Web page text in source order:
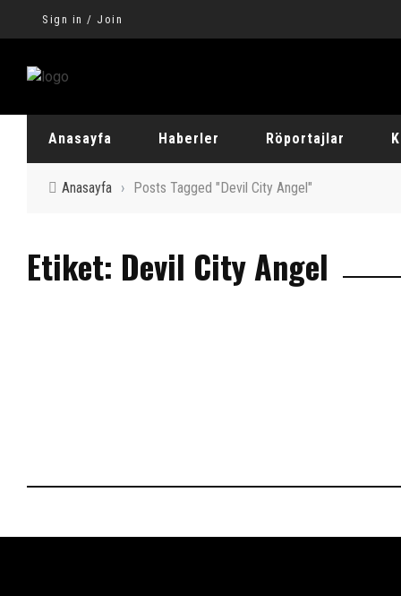
Sign in / Join
Anasayfa Haberler Röportajlar
Yabancı Röportaj
Anasayfa › Posts Tagged "Devil City Angel"
Etiket: Devil City Angel